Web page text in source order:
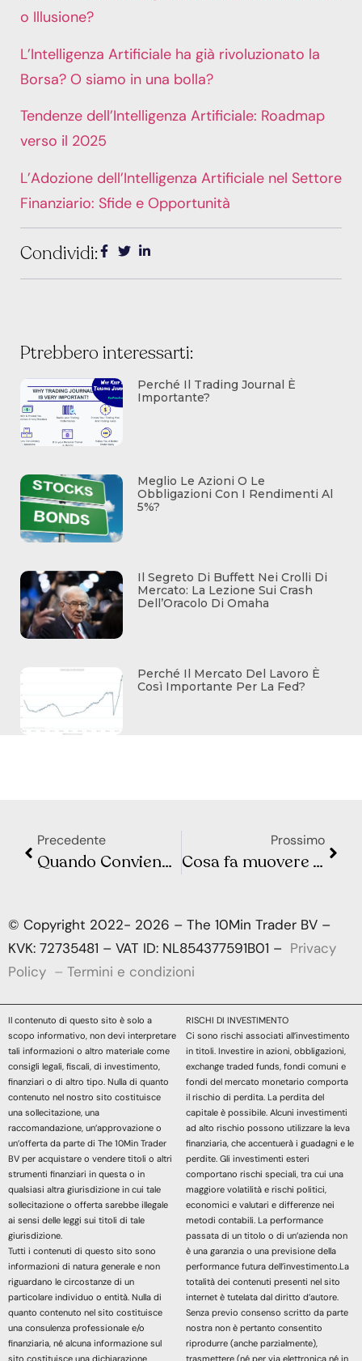
o Illusione?
L’Intelligenza Artificiale ha già rivoluzionato la
Borsa? O siamo in una bolla?
Tendenze dell’Intelligenza Artificiale: Roadmap
verso il 2025
L’Adozione dell’Intelligenza Artificiale nel Settore
Finanziario: Sfide e Opportunità
Condividi:
Ptrebbero interessarti:
Perché Il Trading Journal È
Importante?
Meglio Le Azioni O Le
Obbligazioni Con I Rendimenti Al
5%?
Il Segreto Di Buffett Nei Crolli Di
Mercato: La Lezione Sui Crash
Dell’Oracolo Di Omaha
Perché Il Mercato Del Lavoro È
Così Importante Per La Fed?
Precedente
Quando Conviene Prenotare un Volo per Risparmiare Davvero?
Prossimo
Cosa fa muovere Wall Street e la Borsa Europea? Sintesi Macro – Settimana 14
© Copyright 2022- 2026 – The 10Min Trader BV –
KVK: 72735481 – VAT ID: NL854377591B01 – Privacy
Policy – Termini e condizioni
Il contenuto di questo sito è solo a
scopo informativo, non devi interpretare
tali informazioni o altro materiale come
consigli legali, fiscali, di investimento,
finanziari o di altro tipo. Nulla di quanto
contenuto nel nostro sito costituisce
una sollecitazione, una
raccomandazione, un’approvazione o
un’offerta da parte di The 10Min Trader
BV per acquistare o vendere titoli o altri
strumenti finanziari in questa o in
qualsiasi altra giurisdizione in cui tale
sollecitazione o offerta sarebbe illegale
ai sensi delle leggi sui titoli di tale
giurisdizione.
Tutti i contenuti di questo sito sono
informazioni di natura generale e non
riguardano le circostanze di un
particolare individuo o entità. Nulla di
quanto contenuto nel sito costituisce
una consulenza professionale e/o
finanziaria, né alcuna informazione sul
sito costituisce una dichiarazione
RISCHI DI INVESTIMENTO
Ci sono rischi associati all’investimento
in titoli. Investire in azioni, obbligazioni,
exchange traded funds, fondi comuni e
fondi del mercato monetario comporta
il rischio di perdita. La perdita del
capitale è possibile. Alcuni investimenti
ad alto rischio possono utilizzare la leva
finanziaria, che accentuerà i guadagni e le
perdite. Gli investimenti esteri
comportano rischi speciali, tra cui una
maggiore volatilità e rischi politici,
economici e valutari e differenze nei
metodi contabili. La performance
passata di un titolo o di un’azienda non
è una garanzia o una previsione della
performance futura dell’investimento.La
totalità dei contenuti presenti nel sito
internet è tutelata dal diritto d’autore.
Senza previo consenso scritto da parte
nostra non è pertanto consentito
riprodurre (anche parzialmente),
trasmettere (né per via elettronica né in